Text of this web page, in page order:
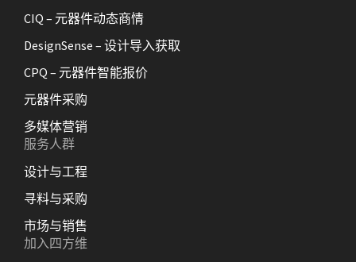
CIQ – 元器件动态商情
DesignSense – 设计导入获取
CPQ – 元器件智能报价
元器件采购
多媒体营销
服务人群
设计与工程
寻料与采购
市场与销售
加入四方维